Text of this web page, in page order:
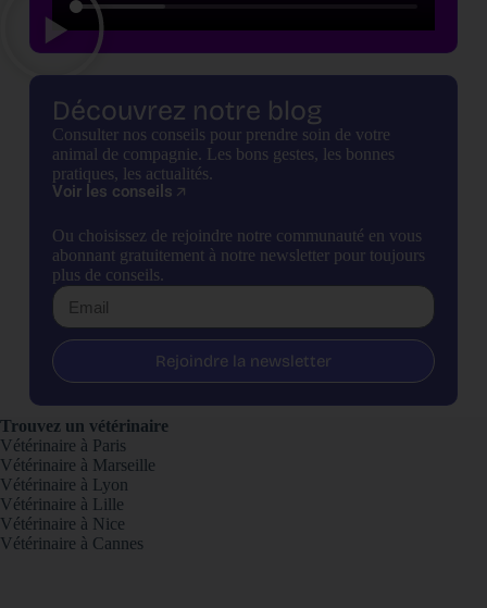
Découvrez notre blog
Consulter nos conseils pour prendre soin de votre
animal de compagnie. Les bons gestes, les bonnes
pratiques, les actualités.
Voir les conseils
Ou choisissez de rejoindre notre communauté en vous
abonnant gratuitement à notre newsletter pour toujours
plus de conseils.
Rejoindre la newsletter
Trouvez un vétérinaire
Vétérinaire à Paris
Vétérinaire à Marseille
Vétérinaire à Lyon
Vétérinaire à Lille
Vétérinaire à Nice
Vétérinaire à Cannes